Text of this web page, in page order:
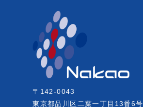
〒142-0043
東京都品川区二葉一丁目13番6号